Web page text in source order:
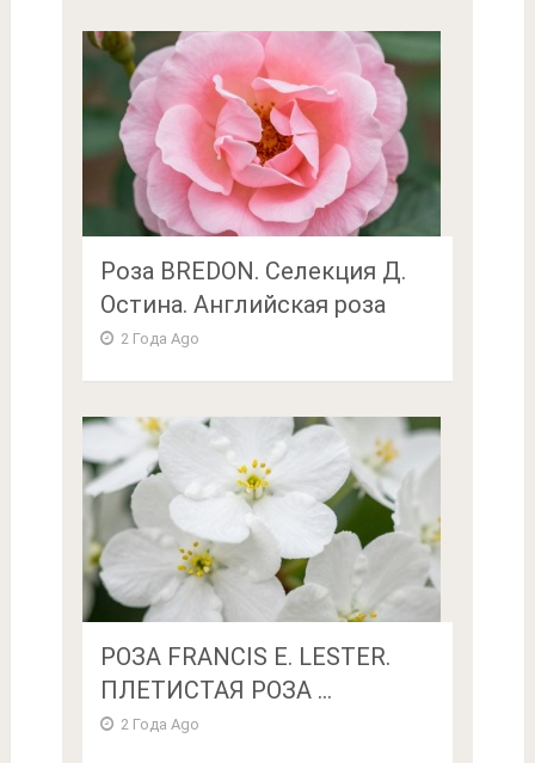
Роза BREDON. Селекция Д.
Остина. Английская роза
2 Года Ago
РОЗА FRANCIS E. LESTER.
ПЛЕТИСТАЯ РОЗА ...
2 Года Ago